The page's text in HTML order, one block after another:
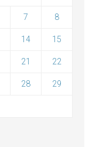
7 8
14 15
21 22
28 29